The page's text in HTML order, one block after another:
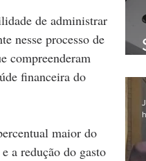
de administrar
nesse processo de
compreenderam
financeira do
maior do
a redução do gasto